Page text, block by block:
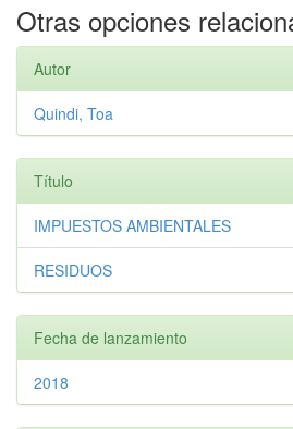
Otras opciones
Autor
Quindi, Toa
Título
IMPUESTOS AMBIENTALES
RESIDUOS
Fecha de lanzamiento
2018